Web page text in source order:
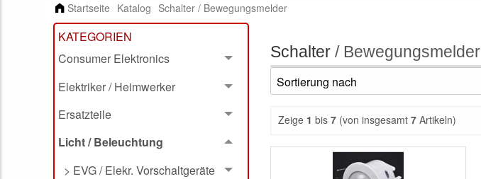
Startseite Katalog Schalter / Bewegungsmelder
KATEGORIEN
Consumer Elektronics
Elektriker / Heimwerker
Ersatzteile
Licht / Beleuchtung
> EVG / Elekr. Vorschaltgeräte
Schalter / Bewegungsmelder
Zeige 1 bis 7 (von insgesamt 7 Artikeln)